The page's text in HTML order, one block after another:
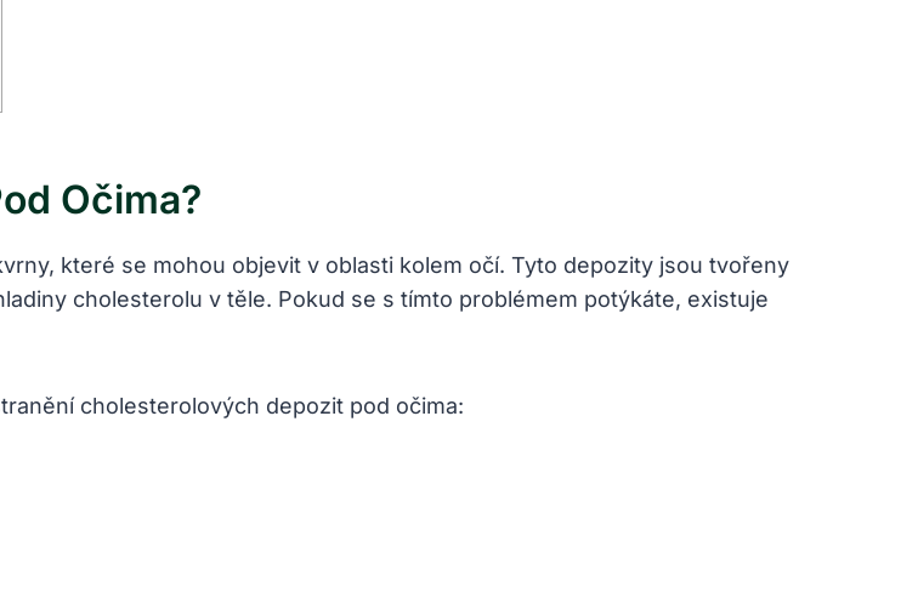
Očima?
které se mohou objevit v oblasti kolem očí. Tyto depozity jsou tvořeny
cholesterolu v těle. Pokud se s tímto problémem potýkáte, existuje
cholesterolových depozit pod očima: